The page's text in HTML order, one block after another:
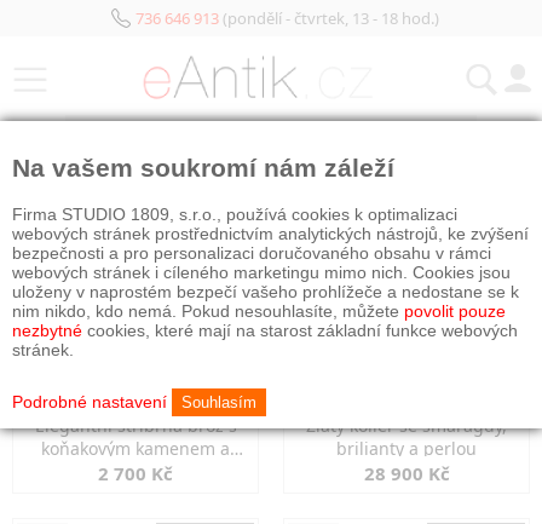
736 646 913(pondělí - čtvrtek, 13 - 18 hod.)
Elegantní stříbrná brož s
koňakovým kamenem a
markazity
2 700 Kč
Zlatý kolier se smaragdy,
brilianty a perlou
28 900 Kč
Na vašem soukromí nám záleží
Firma STUDIO 1809, s.r.o., používá cookies k optimalizaci
webových stránek prostřednictvím analytických nástrojů, ke zvýšení
bezpečnosti a pro personalizaci doručovaného obsahu v rámci
webových stránek i cíleného marketingu mimo nich. Cookies jsou
uloženy v naprostém bezpečí vašeho prohlížeče a nedostane se k
nim nikdo, kdo nemá. Pokud nesouhlasíte, můžete povolit pouze
nezbytné cookies, které mají na starost základní funkce webových
stránek.
Podrobné nastavení Souhlasím